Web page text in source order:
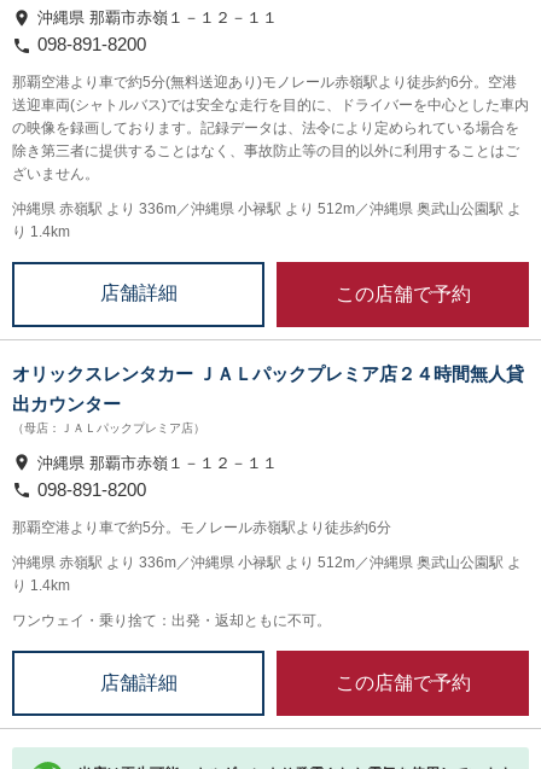
沖縄県 那覇市赤嶺１－１２－１１
098-891-8200
那覇空港より車で約5分(無料送迎あり)モノレール赤嶺駅より徒歩約6分。空港
送迎車両(シャトルバス)では安全な走行を目的に、ドライバーを中心とした車内
の映像を録画しております。記録データは、法令により定められている場合を
除き第三者に提供することはなく、事故防止等の目的以外に利用することはご
ざいません。
沖縄県 赤嶺駅 より 336m／沖縄県 小禄駅 より 512m／沖縄県 奥武山公園駅 よ
り 1.4km
店舗詳細 この店舗で予約
オリックスレンタカー ＪＡＬパックプレミア店２４時間無人貸
出カウンター
（母店：ＪＡＬパックプレミア店）
沖縄県 那覇市赤嶺１－１２－１１
098-891-8200
那覇空港より車で約5分。モノレール赤嶺駅より徒歩約6分
沖縄県 赤嶺駅 より 336m／沖縄県 小禄駅 より 512m／沖縄県 奥武山公園駅 よ
り 1.4km
ワンウェイ・乗り捨て：出発・返却ともに不可。
店舗詳細 この店舗で予約